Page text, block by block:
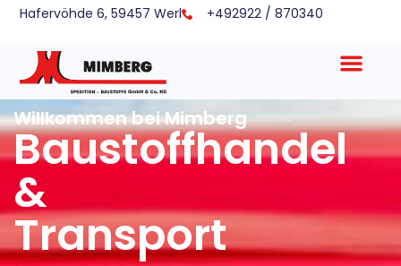
Hafervöhde 6, 59457 Werl +492922 / 870340
Willkommen bei Mimberg
Baustoff­handel
&
Transport